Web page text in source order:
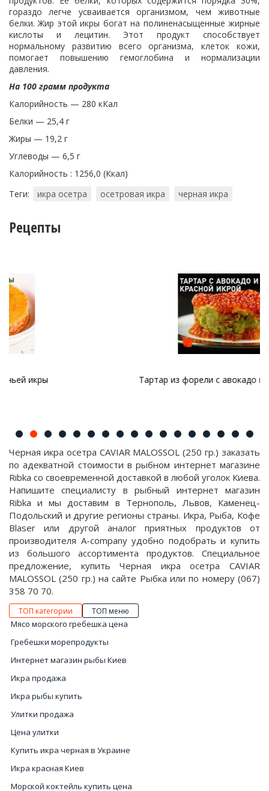
гораздо легче усваивается организмом, чем животные
белки. Жир этой икры богат на полиненасыщенные жирные
кислоты и лецитин. Этот продукт способствует
нормальному развитию всего организма, клеток кожи,
помогает повышению гемоглобина и нормализации
давления.
На 100 грамм продукта
Калорийность — 280 кКал
Белки — 25,4 г
Жиры — 19,2 г
Углеводы — 6,5 г
Калорийность : 1256,0 (Ккал)
Теги:
икра осетра осетровая икра черная икра
Рецепты
Тартар из форели с авокадо и красной икрой
Черная икра осетра CAVIAR MALOSSOL (250 гр.) заказать
по адекватной стоимости в рыбном интернет магазине
Ribka со своевременной доставкой в любой уголок Киева.
Напишите специалисту в рыбный интернет магазин
Ribka и мы доставим в Тернополь, Львов, Каменец-
Подольский и другие регионы страны. Икра, Рыба, Кофе
Blaser или другой аналог приятных продуктов от
производителя A-company удобно подобрать и купить
из большого ассортимента продуктов. Специальное
предложение, купить Черная икра осетра CAVIAR
MALOSSOL (250 гр.) на сайте Рыбка или по номеру (067)
358 70 70.
ТОП категории ТОП меню
Мясо морского гребешка цена
Гребешки морепродукты
Интернет магазин рыбы Киев
Икра продажа
Икра рыбы купить
Улитки продажа
Цена улитки
Купить икра черная в Украине
Икра красная Киев
Морской коктейль купить цена